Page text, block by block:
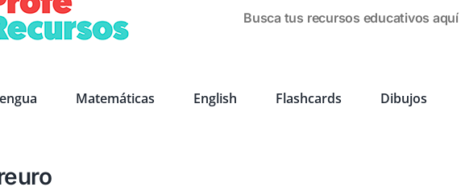
Busca tus recursos educativos aquí
Matemáticas English Flashcards Dibujos